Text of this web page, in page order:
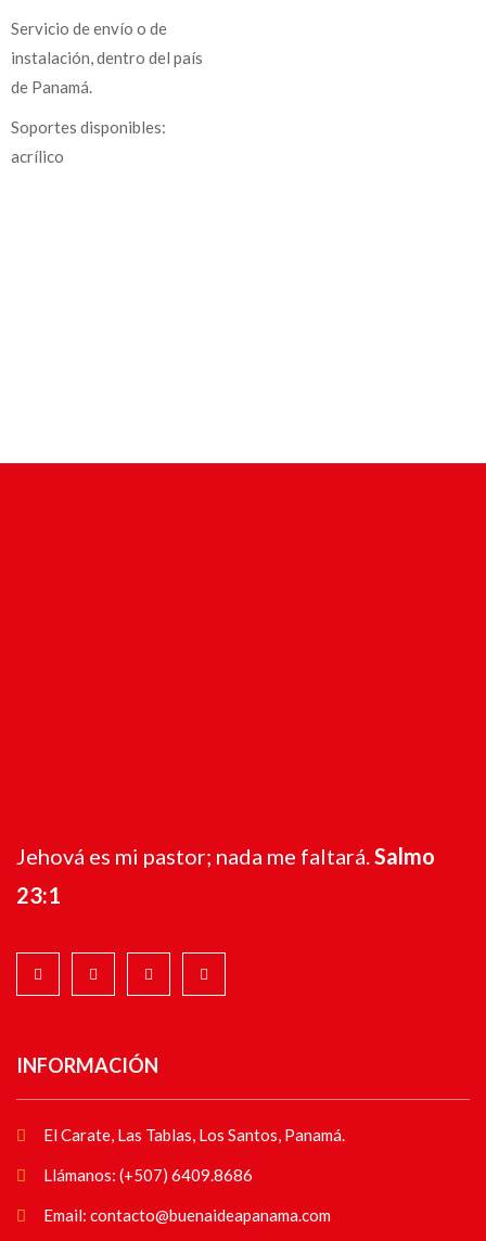
Servicio de envío o de
instalación, dentro del país
de Panamá.
Soportes disponibles:
acrílico
Jehová es mi pastor; nada me faltará.Salmo
23:1
INFORMACIÓN
El Carate, Las Tablas, Los Santos, Panamá.
Llámanos: (+507) 6409.8686
Email: contacto@buenaideapanama.com